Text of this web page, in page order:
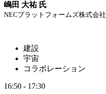
嶋田 大祐 氏
NECプラットフォームズ株式会社
建設
宇宙
コラボレーション
16:50 - 17:30